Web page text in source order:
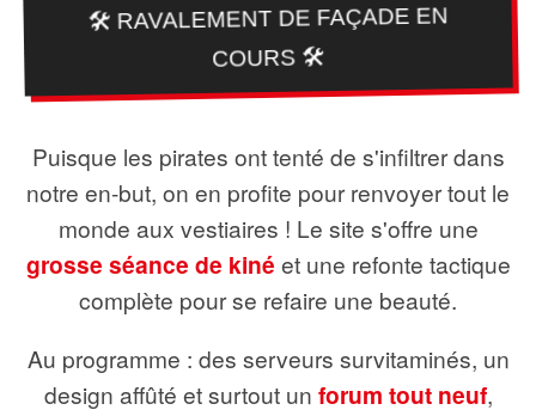
🛠️ RAVALEMENT DE FAÇADE EN
COURS 🛠️
Puisque les pirates ont tenté de s'infiltrer dans
notre en-but, on en profite pour renvoyer tout le
monde aux vestiaires ! Le site s'offre une
grosse séance de kiné et une refonte tactique
complète pour se refaire une beauté.
Au programme : des serveurs survitaminés, un
design affûté et surtout un forum tout neuf,